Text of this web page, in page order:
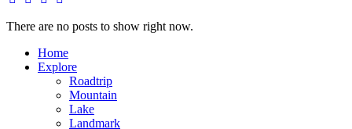
There are no posts to show right now.
Home
Explore
Roadtrip
Mountain
Lake
Landmark